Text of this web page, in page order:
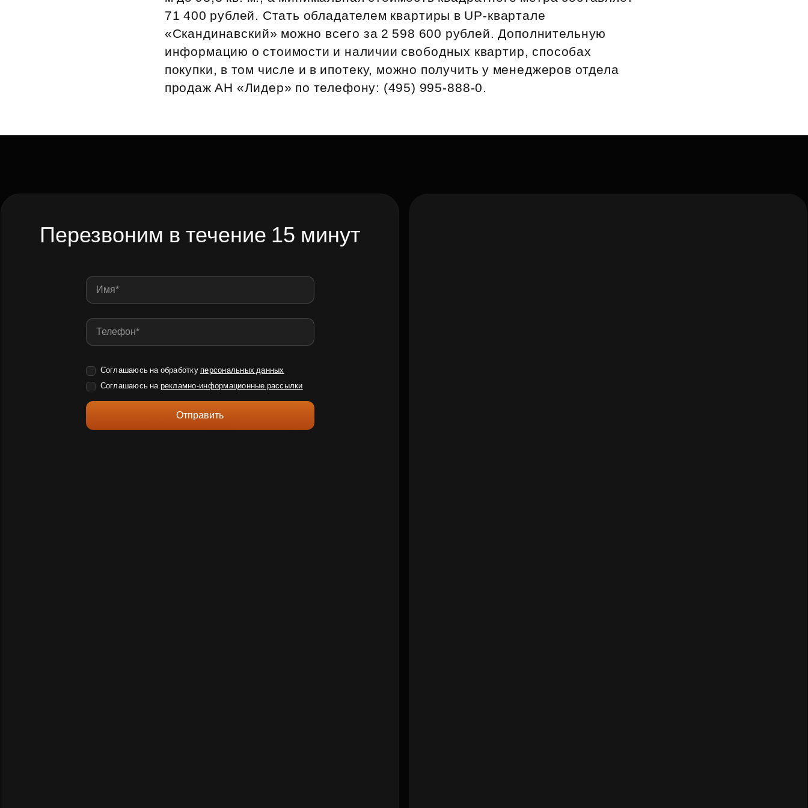
Субсидии
71 400 рублей. Стать обладателем квартиры в UP‑квартале
«Скандинавский» можно всего за 2 598 600 рублей. Дополнительную
информацию о стоимости и наличии свободных квартир, способах
покупки, в том числе и в ипотеку, можно получить у менеджеров отдела
продаж АН «Лидер» по телефону: (495) 995‑888‑0.
Перезвоним в течение 15 минут
Соглашаюсь на обработку персональных данных
Соглашаюсь на рекламно-информационные рассылки
Отправить